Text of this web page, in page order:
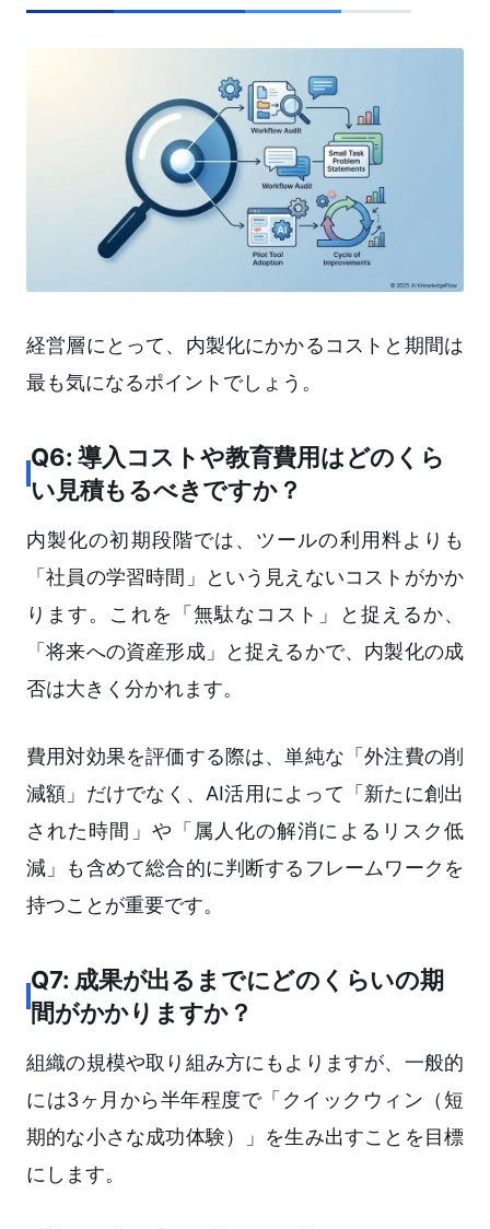
経営層にとって、内製化にかかるコストと期間は
最も気になるポイントでしょう。
Q6: 導入コストや教育費用はどのくら
い見積もるべきですか？
内製化の初期段階では、ツールの利用料よりも
「社員の学習時間」という見えないコストがかか
ります。これを「無駄なコスト」と捉えるか、
「将来への資産形成」と捉えるかで、内製化の成
否は大きく分かれます。
費用対効果を評価する際は、単純な「外注費の削
減額」だけでなく、AI活用によって「新たに創出
された時間」や「属人化の解消によるリスク低
減」も含めて総合的に判断するフレームワークを
持つことが重要です。
Q7: 成果が出るまでにどのくらいの期
間がかかりますか？
組織の規模や取り組み方にもよりますが、一般的
には3ヶ月から半年程度で「クイックウィン（短
期的な小さな成功体験）」を生み出すことを目標
にします。